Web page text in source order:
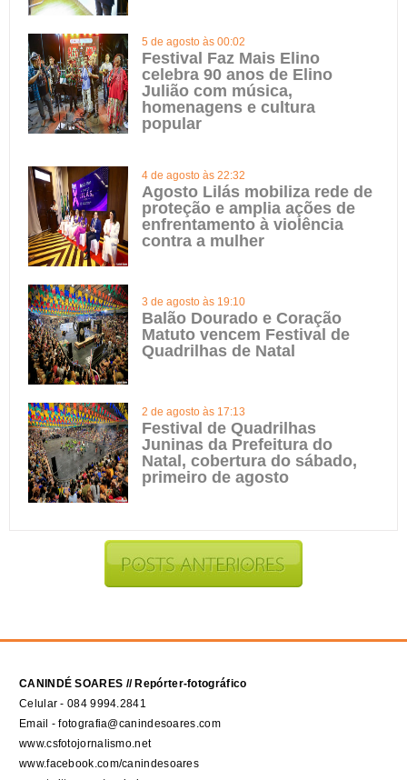
5 de agosto às 00:02
Festival Faz Mais Elino
celebra 90 anos de Elino
Julião com música,
homenagens e cultura
popular
4 de agosto às 22:32
Agosto Lilás mobiliza rede de
proteção e amplia ações de
enfrentamento à violência
contra a mulher
3 de agosto às 19:10
Balão Dourado e Coração
Matuto vencem Festival de
Quadrilhas de Natal
2 de agosto às 17:13
Festival de Quadrilhas
Juninas da Prefeitura do
Natal, cobertura do sábado,
primeiro de agosto
CANINDÉ SOARES // Repórter-fotográfico
Celular - 084 9994.2841
Email - fotografia@canindesoares.com
www.csfotojornalismo.net
www.facebook.com/canindesoares